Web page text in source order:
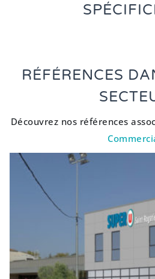
RÉFÉRENCES
Découvrez nos références
EXTENSION D’UN